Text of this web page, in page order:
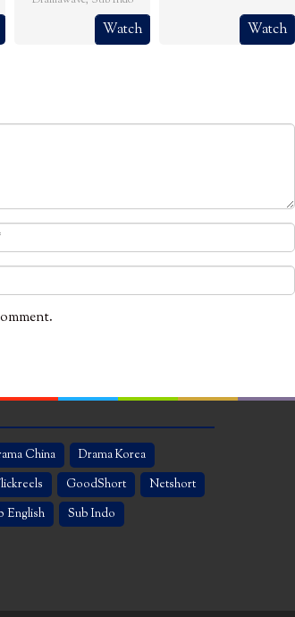
Watch Watch
China
Drama Korea
GoodShort
Netshort
English Sub Indo